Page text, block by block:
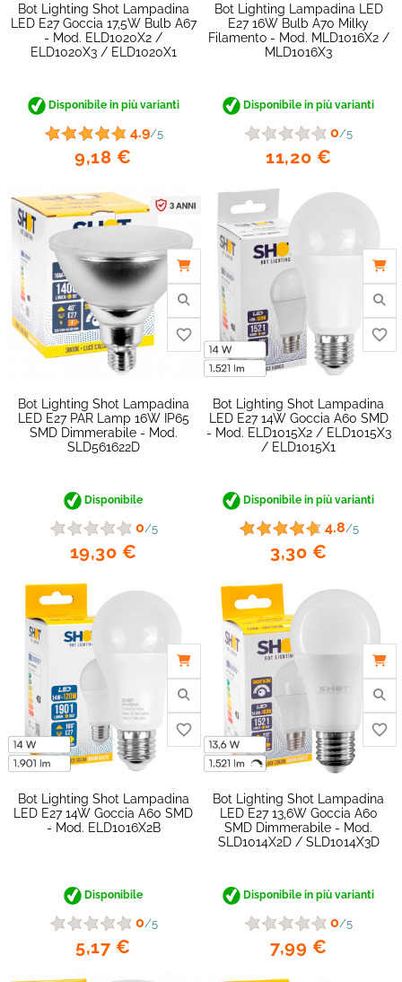
Bot Lighting Shot Lampadina
LED E27 Goccia 17,5W Bulb A67
- Mod. ELD1020X2 /
ELD1020X3 / ELD1020X1
Disponibile in più varianti
4.9/5
9,18 €
favorite_border
Bot Lighting Lampadina LED
E27 16W Bulb A70 Milky
Filamento - Mod. MLD1016X2 /
MLD1016X3
Disponibile in più varianti
0/5
11,20 €
Bot Lighting Shot Lampadina
LED E27 PAR Lamp 16W IP65
SMD Dimmerabile - Mod.
SLD561622D
Disponibile
0/5
19,30 €
Bot Lighting Shot Lampadina
LED E27 14W Goccia A60 SMD
- Mod. ELD1015X2 / ELD1015X3
/ ELD1015X1
Disponibile in più varianti
4.8/5
3,30 €
Bot Lighting Shot Lampadina
LED E27 14W Goccia A60 SMD
- Mod. ELD1016X2B
Disponibile
0/5
5,17 €
Bot Lighting Shot Lampadina
LED E27 13,6W Goccia A60
SMD Dimmerabile - Mod.
SLD1014X2D / SLD1014X3D
Disponibile in più varianti
0/5
7,99 €